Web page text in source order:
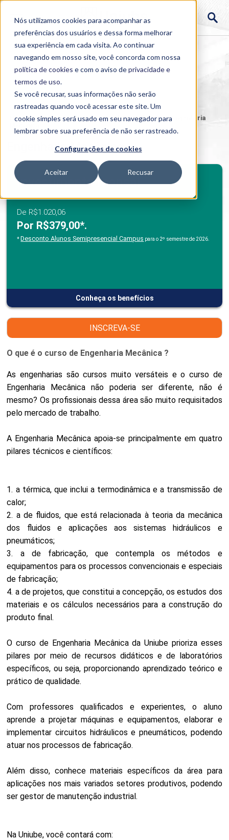
Nós utilizamos cookies para acompanhar as
preferências dos usuários e dessa forma melhorar
sua experiência em cada visita. Ao continuar
navegando em nosso site, você concorda com nossa
política de cookies e com o aviso deprivacidade e
termos de uso.
Se você recusar, suas informações não serão
rastreadas quando você acessar este site. Um
cookie simples será usado em seu navegador para
lembrar sobre sua preferência de não ser rastreado.
Configurações de cookies
Aceitar Recusar
Home > Cursos > Semipresencial > Graduação >Engenharia
Engenharia Mecânica
Investimento mensal
De R$1.020,06
Por R$379,00*.
* Desconto Alunos Semipresencial Campus para o 2º semestre de 2026.
Conheça os benefícios
BENEFÍCIOS
Benefícios Graduação
INSCREVA-SE
O que é o curso de Engenharia Mecânica ?
As engenharias são cursos muito versáteis e o curso de
Engenharia Mecânica não poderia ser diferente, não é
mesmo? Os profissionais dessa área são muito requisitados
pelo mercado de trabalho.
A Engenharia Mecânica apoia-se principalmente em quatro
pilares técnicos e científicos:
1. a térmica, que inclui a termodinâmica e a transmissão de
calor;
2. a de fluidos, que está relacionada à teoria da mecânica
dos fluidos e aplicações aos sistemas hidráulicos e
pneumáticos;
3. a de fabricação, que contempla os métodos e
equipamentos para os processos convencionais e especiais
de fabricação;
4. a de projetos, que constitui a concepção, os estudos dos
materiais e os cálculos necessários para a construção do
produto final.
O curso de Engenharia Mecânica da Uniube prioriza esses
pilares por meio de recursos didáticos e de laboratórios
específicos, ou seja, proporcionando aprendizado teórico e
prático de qualidade.
Com professores qualificados e experientes, o aluno
aprende a projetar máquinas e equipamentos, elaborar e
implementar circuitos hidráulicos e pneumáticos, podendo
atuar nos processos de fabricação.
Além disso, conhece materiais específicos da área para
aplicações nos mais variados setores produtivos, podendo
ser gestor de manutenção industrial.
Na Uniube, você contará com: